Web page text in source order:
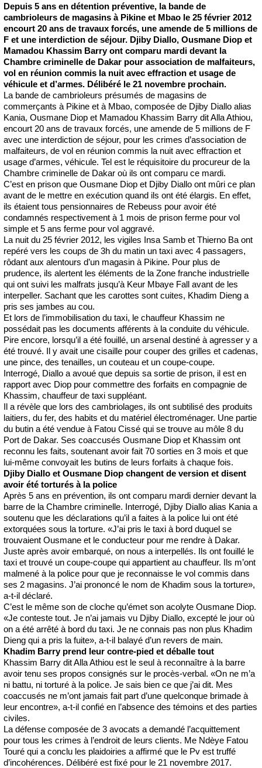
Depuis 5 ans en détention préventive, la bande de
cambrioleurs de magasins à Pikine et Mbao le 25 février 2012
encourt 20 ans de travaux forcés, une amende de 5 millions de
F et une interdiction de séjour. Djiby Diallo, Ousmane Diop et
Mamadou Khassim Barry ont comparu mardi devant la
Chambre criminelle de Dakar pour association de malfaiteurs,
vol en réunion commis la nuit avec effraction et usage de
véhicule et d’armes. Délibéré le 21 novembre prochain.
La bande de cambrioleurs présumés de magasins de
commerçants à Pikine et à Mbao, composée de Djiby Diallo alias
Kania, Ousmane Diop et Mamadou Khassim Barry dit Alla Athiou,
encourt 20 ans de travaux forcés, une amende de 5 millions de F
avec une interdiction de séjour, pour les crimes d’association de
malfaiteurs, de vol en réunion commis la nuit avec effraction et
usage d’armes, véhicule. Tel est le réquisitoire du procureur de la
Chambre criminelle de Dakar où ils ont comparu ce mardi.
C’est en prison que Ousmane Diop et Djiby Diallo ont mûri ce plan
avant de le mettre en exécution quand ils ont été élargis. En effet,
ils étaient tous pensionnaires de Rebeuss pour avoir été
condamnés respectivement à 1 mois de prison ferme pour vol
simple et 5 ans ferme pour vol aggravé.
La nuit du 25 février 2012, les vigiles Insa Samb et Thierno Ba ont
repéré vers les coups de 3h du matin un taxi avec 4 passagers,
rôdant aux alentours d’un magasin à Pikine. Pour plus de
prudence, ils alertent les éléments de la Zone franche industrielle
qui ont suivi les malfrats jusqu’à Keur Mbaye Fall avant de les
interpeller. Sachant que les carottes sont cuites, Khadim Dieng a
pris ses jambes au cou.
Et lors de l’immobilisation du taxi, le chauffeur Khassim ne
possédait pas les documents afférents à la conduite du véhicule.
Pire encore, lorsqu’il a été fouillé, un arsenal destiné à agresser y a
été trouvé. Il y avait une cisaille pour couper des grilles et cadenas,
une pince, des tenailles, un couteau et un coupe-coupe.
Interrogé, Diallo a avoué que depuis sa sortie de prison, il est en
rapport avec Diop pour commettre des forfaits en compagnie de
Khassim, chauffeur de taxi suppléant.
Il a révèle que lors des cambriolages, ils ont subtilisé des produits
laitiers, du fer, des habits et du matériel électroménager. Une partie
du butin a été vendue à Fatou Cissé qui se trouve au môle 8 du
Port de Dakar. Ses coaccusés Ousmane Diop et Khassim ont
reconnu les faits, soutenant avoir fait 70 sorties en 3 mois et que
lui-même convoyait les butins de leurs forfaits à chaque fois.
Djiby Diallo et Ousmane Diop changent de version et disent
avoir été torturés à la police
Après 5 ans en prévention, ils ont comparu mardi dernier devant la
barre de la Chambre criminelle. Interrogé, Djiby Diallo alias Kania a
soutenu que les déclarations qu’il a faites à la police lui ont été
extorquées sous la torture. «J’ai pris le taxi à bord duquel se
trouvaient Ousmane et le conducteur pour me rendre à Dakar.
Juste après avoir embarqué, on nous a interpellés. Ils ont fouillé le
taxi et trouvé un coupe-coupe qui appartient au chauffeur. Ils m’ont
malmené à la police pour que je reconnaisse le vol commis dans
ses 2 magasins. J’ai prononcé le nom de Khadim sous la torture»,
a-t-il déclaré.
C’est le même son de cloche qu’émet son acolyte Ousmane Diop.
«Je conteste tout. Je n’ai jamais vu Djiby Diallo, excepté le jour où
on a été arrêté à bord du taxi. Je ne connais pas non plus Khadim
Dieng qui a pris la fuite», a-t-il balayé d’un revers de main.
Khadim Barry prend leur contre-pied et déballe tout
Khassim Barry dit Alla Athiou est le seul à reconnaître à la barre
avoir tenu ses propos consignés sur le procès-verbal. «On ne m’a
ni battu, ni torturé à la police. Je sais bien ce que j’ai dit. Mes
coaccusés ne m’ont jamais fait part d’une quelconque brimade à
leur encontre», a-t-il confié en l’absence des témoins et des parties
civiles.
La défense composée de 3 avocats a demandé l’acquittement
pour tous les crimes à l’endroit de leurs clients. Me Ndèye Fatou
Touré qui a conclu les plaidoiries a affirmé que le Pv est truffé
d’incohérences. Délibéré est fixé pour le 21 novembre 2017.